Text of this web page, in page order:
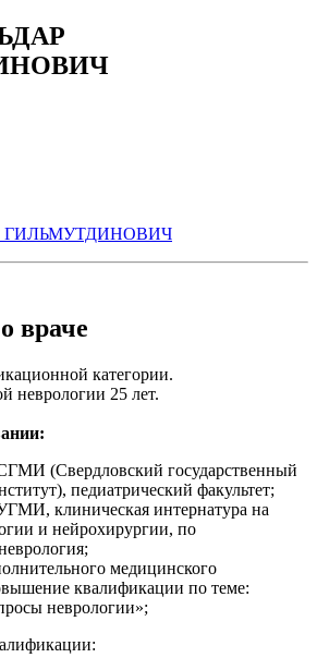
враче
категории.
неврологии 25 лет.
(Свердловский государственный
педиатрический факультет;
клиническая интернатура на
и нейрохирургии, по
медицинского
квалификации по теме:
неврологии»;